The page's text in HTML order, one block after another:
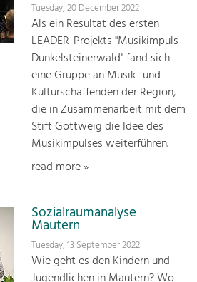
Tuesday, 20 December 2022
Als ein Resultat des ersten
LEADER-Projekts "Musikimpuls
Dunkelsteinerwald" fand sich
eine Gruppe an Musik- und
Kulturschaffenden der Region,
die in Zusammenarbeit mit dem
Stift Göttweig die Idee des
Musikimpulses weiterführen.
read more »
Sozialraumanalyse
Mautern
Tuesday, 13 September 2022
Wie geht es den Kindern und